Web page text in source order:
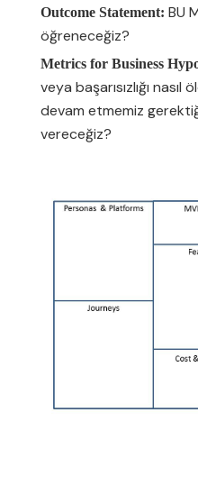
Outcome Statement: BU
öğreneceğiz?
Metrics for Business
veya başarısızlığı
devam etmemiz
vereceğiz?